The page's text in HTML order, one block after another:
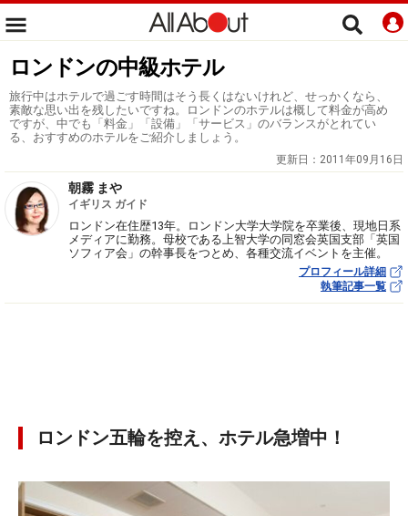
ロンドンの中級ホテル
旅行中はホテルで過ごす時間はそう長くはないけれど、せっかくなら、
素敵な思い出を残したいですね。ロンドンのホテルは概して料金が高め
ですが、中でも「料金」「設備」「サービス」のバランスがとれてい
る、おすすめのホテルをご紹介しましょう。
更新日： 2011年09月16日
朝霧 まや
イギリス ガイド
ロンドン在住歴13年。ロンドン大学大学院を卒業後、現地日系
メディアに勤務。母校である上智大学の同窓会英国支部「英国
ソフィア会」の幹事長をつとめ、各種交流イベントを主催。
プロフィール詳細
執筆記事一覧
ロンドン五輪を控え、ホテル急増中！